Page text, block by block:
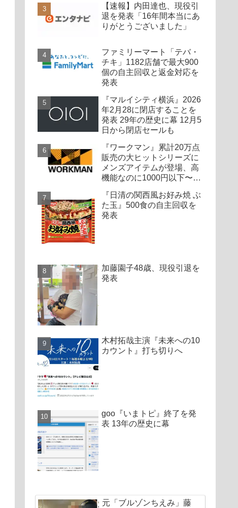
【速報】内田達也、現役引
退を発表「16年間本当にあ
りがとうございました」
ファミリーマート「テバ・
チキ」1182店舗で最大900
個の自主回収と返金対応を
発表
『マルイシティ横浜』2026
年2月28に閉店することを
発表 29年の歴史に幕 12月5
日から閉店セールも
『ワークマン』累計20万点
販売の大ヒットシリーズに
メンズアイテムが登場、高
機能なのに1000円以下〜の
『日清の関西風お好み焼 ぶ
た玉』500食の自主回収を
発表
加藤園子48歳、現役引退を
発表
木村拓哉主演『未来への10
カウント』打ち切りへ
goo『いまトピ』終了を発
表 13年の歴史に幕
元「ブルゾンちえみ」藤